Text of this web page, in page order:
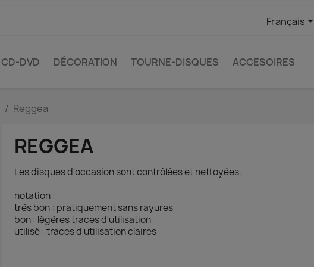
Français
CD-DVD DÉCORATION TOURNE-DISQUES ACCESOIRES
Reggea
REGGEA
Les disques d'occasion sont contrôlées et nettoyées.
notation :
très bon : pratiquement sans rayures
bon : légères traces d'utilisation
utilisé : traces d'utilisation claires